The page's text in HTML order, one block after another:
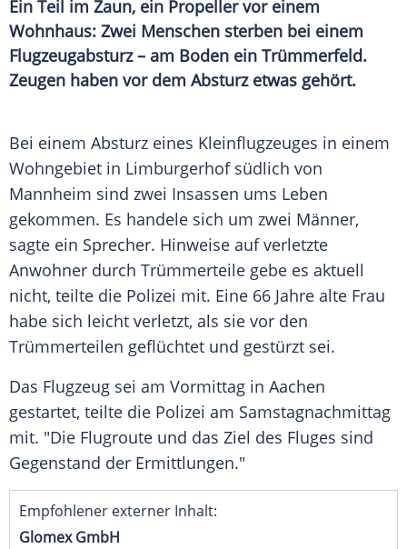
Ein Teil im Zaun, ein Propeller vor einem
Wohnhaus: Zwei Menschen sterben bei einem
Flugzeugabsturz – am Boden ein Trümmerfeld.
Zeugen haben vor dem Absturz etwas gehört.
Bei einem Absturz eines Kleinflugzeuges in einem
Wohngebiet in Limburgerhof südlich von
Mannheim sind zwei Insassen ums Leben
gekommen. Es handele sich um zwei Männer,
sagte ein Sprecher. Hinweise auf verletzte
Anwohner durch Trümmerteile gebe es aktuell
nicht, teilte die Polizei mit. Eine 66 Jahre alte Frau
habe sich leicht verletzt, als sie vor den
Trümmerteilen geflüchtet und gestürzt sei.
Das Flugzeug sei am Vormittag in Aachen
gestartet, teilte die Polizei am Samstagnachmittag
mit. "Die Flugroute und das Ziel des Fluges sind
Gegenstand der Ermittlungen."
Empfohlener externer Inhalt:
Glomex GmbH